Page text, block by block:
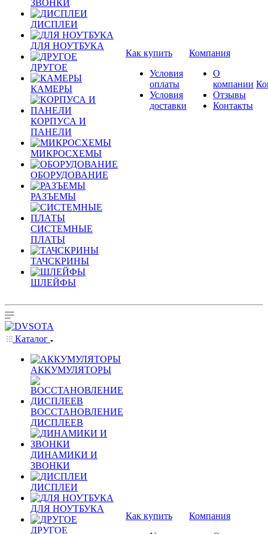
ЗВОНКИ
ДИСПЛЕИ
ДЛЯ НОУТБУКА
ДРУГОЕ
КАМЕРЫ
КОРПУСА И
ПАНЕЛИ
МИКРОСХЕМЫ
ОБОРУДОВАНИЕ
РАЗЪЕМЫ
СИСТЕМНЫЕ
ПЛАТЫ
ТАЧСКРИНЫ
ШЛЕЙФЫ
Как купить
Условия
оплаты
Условия
доставки
Компания
О
компании
Отзывы
Контакты
Каталог
АККУМУЛЯТОРЫ
ВОССТАНОВЛЕНИЕ
ДИСПЛЕЕВ
ДИНАМИКИ И
ЗВОНКИ
ДИСПЛЕИ
ДЛЯ НОУТБУКА
ДРУГОЕ
Как купить
Компания